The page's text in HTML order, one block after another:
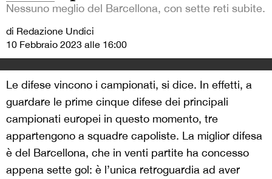
Nessuno meglio del Barcellona, con sette reti subite.
di Redazione Undici
10 Febbraio 2023 alle 16:00
Le difese vincono i campionati, si dice. In effetti, a
guardare le prime cinque difese dei principali
campionati europei in questo momento, tre
appartengono a squadre capoliste. La miglior difesa
è del Barcellona, che in venti partite ha concesso
appena sette gol: è l’unica retroguardia ad aver